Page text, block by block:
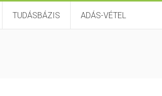
TUDÁSBÁZIS ADÁS-VÉTEL